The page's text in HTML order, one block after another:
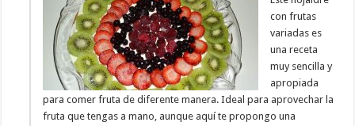
con frutas
variadas es
una receta
muy sencilla y
apropiada
para comer fruta de diferente manera. Ideal para aprovechar la
fruta que tengas a mano, aunque aquí te propongo una